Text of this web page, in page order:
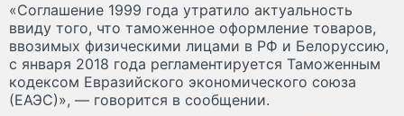
«Соглашение 1999 года утратило актуальность
ввиду того, что таможенное оформление товаров,
ввозимых физическими лицами в РФ и Белоруссию,
с января 2018 года регламентируется Таможенным
кодексом Евразийского экономического союза
(ЕАЭС)», — говорится в сообщении.